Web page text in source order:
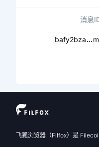
消息
bafy2bza
飞狐浏览器（Filfox）是